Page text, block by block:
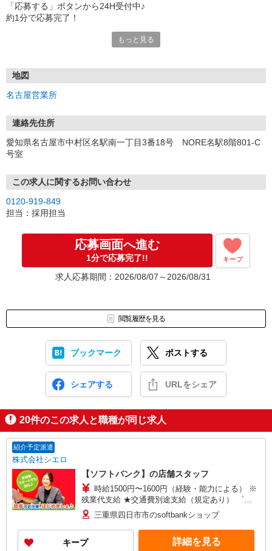
「応募する」ボタンから24H受付中♪
約1分で応募完了！
①応募から3営業日を目安に、メールorお電話でご連絡します。
★スマホでWEB面接（LINEなど）・出張面接・事務所面接と選べま
す
③面接実施（履歴書不要）
④勤務開始（スタート日は応相談）
お気軽にご応募ください♪
もっと見る
地図
名古屋営業所
連絡先住所
愛知県名古屋市中村区名駅南一丁目3番18号 NORE名駅8階801-C
号室
この求人に関するお問い合わせ
0120-919-849
担当：採用担当
応募画面へ進む
1分で応募完了!! キープ
求人応募期間：2026/08/07～2026/08/31
閲覧履歴を見る
ブックマーク ポストする
シェアする URLをシェア
20件のこの求人と職種が同じ求人
紹介予定派遣
株式会社シエロ
【ソフトバンク】の店舗スタッフ
時給1500円〜1600円（経験・能力による） ※
残業代支給 ★交通費別途支給（規定あり） ゜
+゜・。○。・゜+゜・。○。・゜+゜ 入社祝い金10
万円支給(規定有) お友達を紹介頂くと, インセンテ
ィブ支給(規定有) ★月2回払い・週払い可能（規程
有）★ ゜・。○。・゜+゜・。○。・゜+゜
三重県四日市市のsoftbankショップ
キープ 詳細を見る